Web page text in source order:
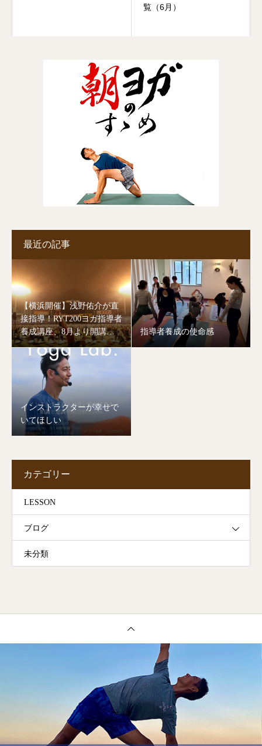
覧（6月）
最近の記事
【横浜開催】浅野佑介が直
接指導！RYT200ヨガ指導者
養成講座、8月より開講し
ます。
指導者養成の使命感
インストラクターが幸せで
いてほしい
カテゴリー
LESSON
ブログ
未分類